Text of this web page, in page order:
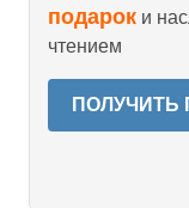
подарок и
чтением
ПОЛУЧИТЬ